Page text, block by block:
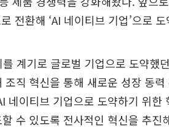
전환해 ‘AI 네이티브 기업’으로
계기로 글로벌 기업으로 도약했
조직 혁신을 통해 새로운 성장 동
네이티브 기업으로 도약하기 위한
수 있도록 전사적인 혁신을 추진